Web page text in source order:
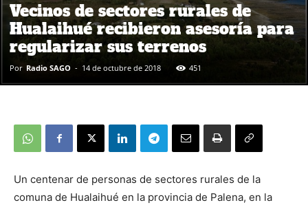
Vecinos de sectores rurales de
Hualaihué recibieron asesoría para
regularizar sus terrenos
Por Radio SAGO - 14 de octubre de 2018 451
Un centenar de personas de sectores rurales de la
comuna de Hualaihué en la provincia de Palena, en la